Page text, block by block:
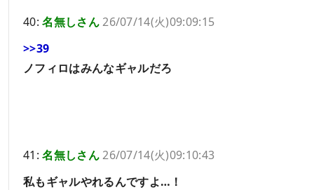
40:名無しさん26/07/14(火)09:09:15
>>39
ノフィロはみんなギャルだろ
41:名無しさん26/07/14(火)09:10:43
私もギャルやれるんですよ…！